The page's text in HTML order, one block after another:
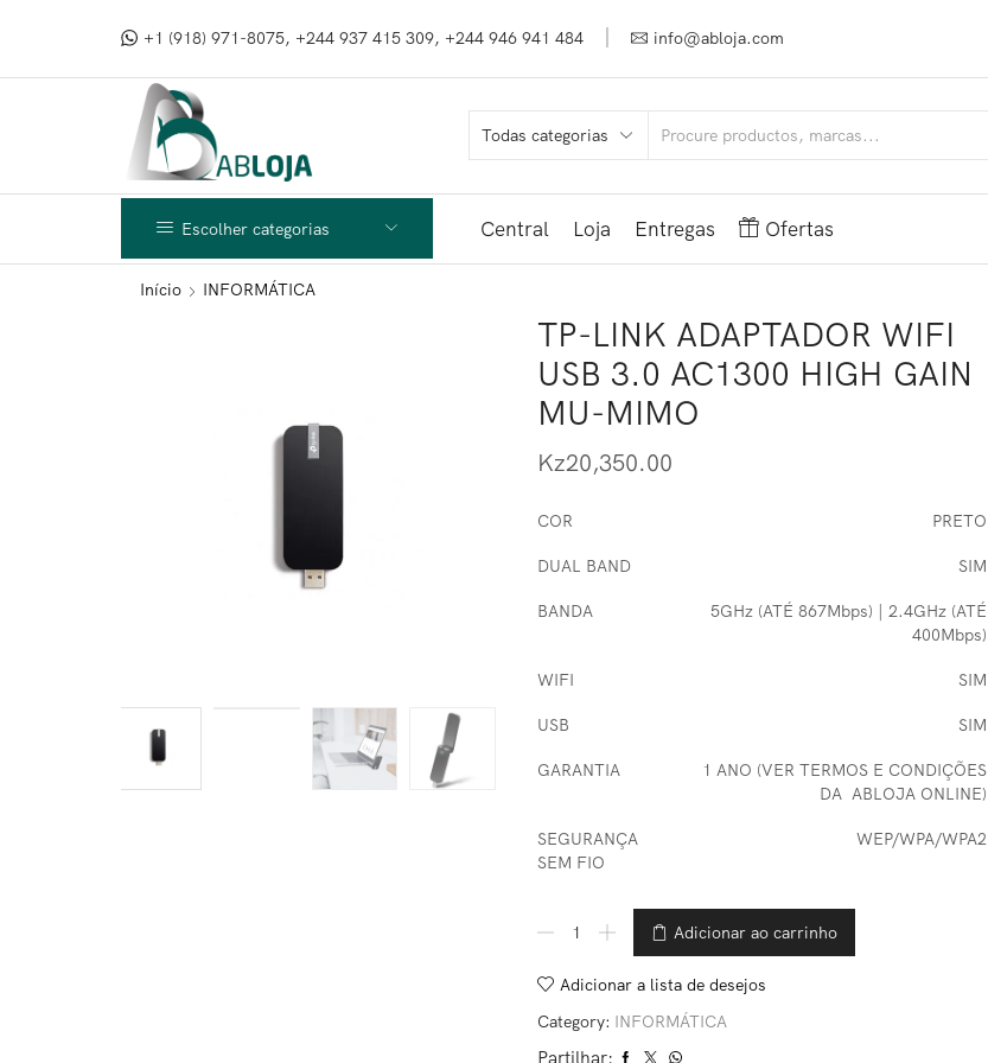
+1 (918) 971-8075, +244 937 415 309, +244 946 941 484 info@abloja.com
Escolher categorias Central Loja Entregas Ofertas
Início INFORMÁTICA
TP-LINK ADAPTADOR WIFI
USB 3.0 AC1300 HIGH GAIN
MU-MIMO
Kz20,350.00
COR PRETO
DUAL BAND SIM
BANDA
5GHz (ATÉ 867Mbps) | 2.4GHz (ATÉ
400Mbps)
WIFI SIM
USB SIM
GARANTIA
1 ANO (VER TERMOS E CONDIÇÕES
DA ABLOJA ONLINE)
SEGURANÇA
SEM FIO
WEP/WPA/WPA2
Adicionar ao carrinho
Adicionar a lista de desejos
Category: INFORMÁTICA
Partilhar: